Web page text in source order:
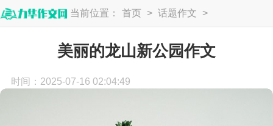
当前位置： 首页 > 话题作文 >
美丽的龙山新公园作文
时间：2025-07-16 02:04:49